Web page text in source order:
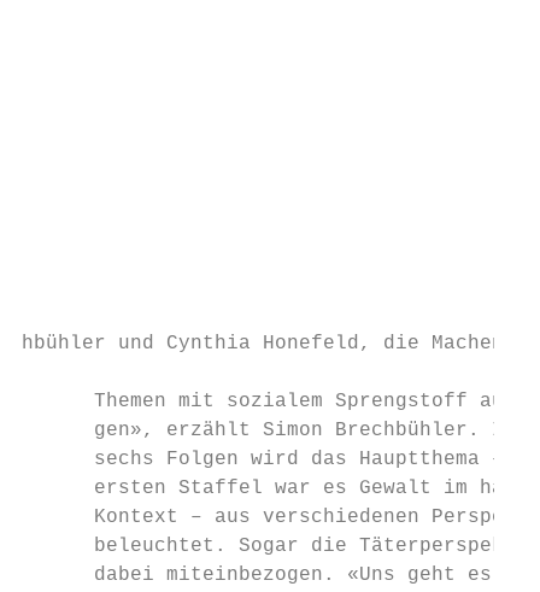
hbühler und Cynthia Honefeld, die
Themen mit sozialem Sprengstoff
gen», erzählt Simon Brechbühler. In
sechs Folgen wird das Hauptthema –
ersten Staffel war es Gewalt im
Kontext – aus verschiedenen
beleuchtet. Sogar die
dabei miteinbezogen. «Uns geht es